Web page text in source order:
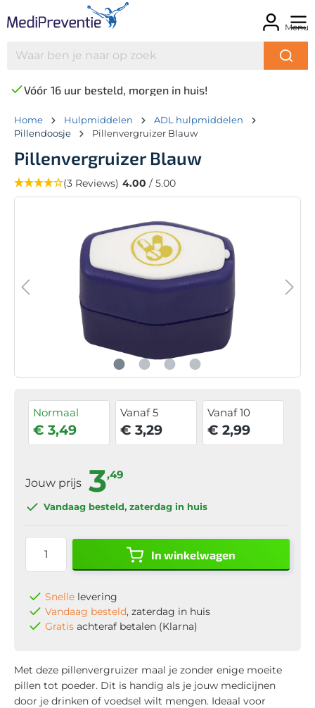
Menu
Vóór 16 uur besteld, morgen in huis!
Home Hulpmiddelen
ADL hulpmiddelen
Pillendoosje
Pillenvergruizer Blauw
Pillenvergruizer Blauw
(3 Reviews) 4.00 / 5.00
Normaal
€ 3,49
Vanaf 5
€ 3,29
Vanaf 10
€ 2,99
Jouw prijs 3,49
Vandaag besteld, zaterdag in huis
In winkelwagen
Snelle levering
Vandaag besteld, zaterdag in huis
Gratis achteraf betalen (Klarna)
Met deze pillenvergruizer maal je zonder enige moeite
pillen tot poeder. Dit is handig als je jouw medicijnen
door je drinken of voedsel wilt mengen. Ideaal voor